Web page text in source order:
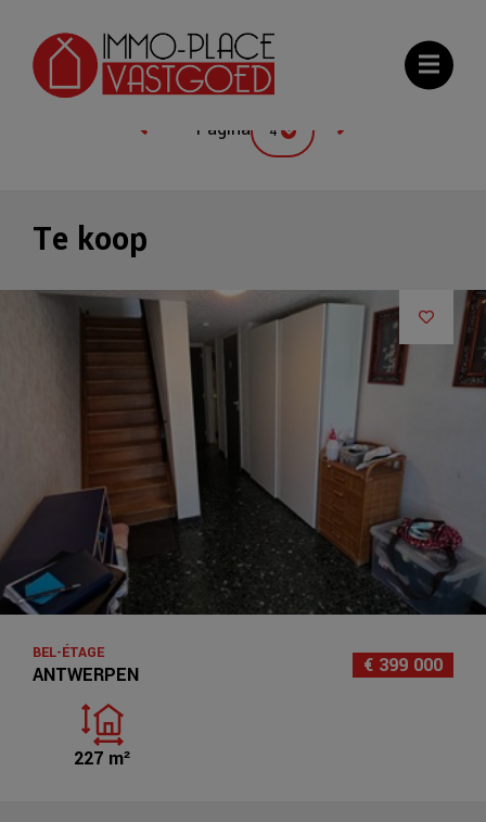
Galerij Kaart Meest recente
Pagina 4
Te koop
€ 399 000
ANTWERPEN
BEL-ÉTAGE
227 m²